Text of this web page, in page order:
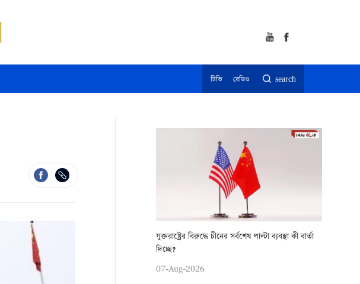
টিভি রেডিও search
যুক্তরাষ্ট্রের বিরুদ্ধে চীনের সর্বশেষ পাল্টা ব্যবস্থা কী বার্তা
দিচ্ছে?
07-Aug-2026